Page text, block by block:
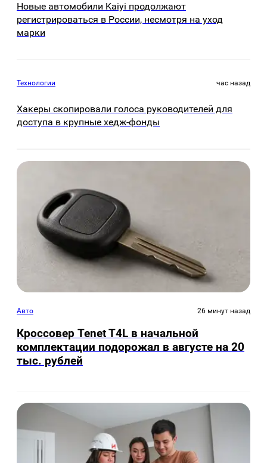
Новые автомобили Kaiyi продолжают
регистрироваться в России, несмотря на уход
марки
Технологии час назад
Хакеры скопировали голоса руководителей для
доступа в крупные хедж-фонды
Авто 26 минут назад
Кроссовер Tenet T4L в начальной
комплектации подорожал в августе на 20
тыс. рублей